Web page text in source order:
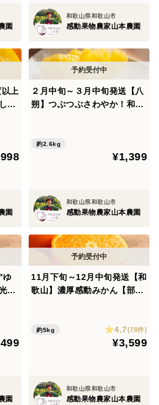
大変珍しい糖度光センサーで全
のものだけをお届けするように
乗るにはここまで徹底的にし
した。
度の桃があったとしても、弊園
残りにくい農法をしているの
発送してまいります。傷桃の中
楽しみにお待ち頂けたらと思い
すが、味に関してはかなり自
作品です。ご家族との笑顔ある
や友人と一緒に召し上がってみ
。
ってくれることを願って、お届
園
和歌山県和歌山市
感動果物農家山本農園
上
柿
園
２月中旬～３月中旬発送【八
朔】つぶつぶさわやか！和歌
約2.6kg
¥1,399
和歌山県和歌山市
感動果物農家山本農園
ゆ
セ
園
11月下旬～12月中旬発送【和
歌山】濃厚感動みかん【部分
約5kg 4.7(78件)
¥3,599
和歌山県和歌山市
感動果物農家山本農園